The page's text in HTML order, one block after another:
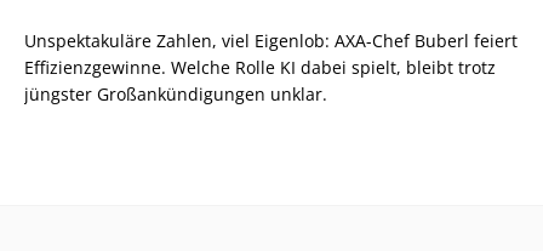
Unspektakuläre Zahlen, viel Eigenlob: AXA-Chef Buberl feiert
Effizienzgewinne. Welche Rolle KI dabei spielt, bleibt trotz
jüngster Großankündigungen unklar.